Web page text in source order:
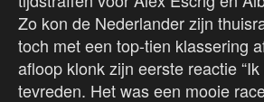
Zo kon de Nederlander zijn
toch met een top-tien klassering
afloop klonk zijn eerste reactie
tevreden. Het was een mooie